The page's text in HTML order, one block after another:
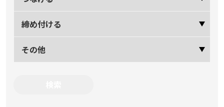
締め付ける
その他